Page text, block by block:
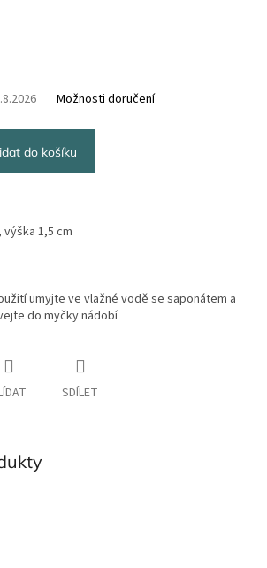
Možnosti doručení
do košíku
výška 1,5 cm
umyjte ve vlažné vodě se saponátem a
do myčky nádobí
SDÍLET